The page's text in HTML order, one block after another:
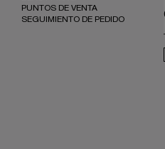
PUNTOS DE VENTA
SEGUIMIENTO DE PEDIDO